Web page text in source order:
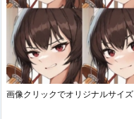
画像クリックでオリジナルサイズ